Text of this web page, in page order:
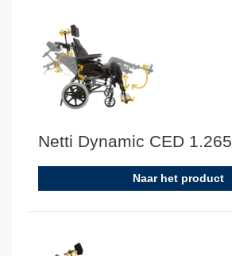
Netti Dynamic CED 1.265
Naar het product